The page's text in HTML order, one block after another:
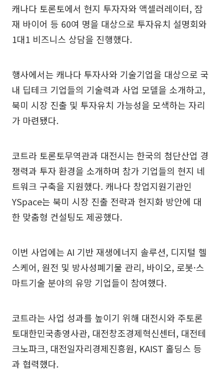
캐나다 토론토에서 현지 투자자와 액셀러레이터, 잠
재 바이어 등 60여 명을 대상으로 투자유치 설명회와
1대1 비즈니스 상담을 진행했다.
행사에서는 캐나다 투자사와 기술기업을 대상으로 국
내 딥테크 기업들의 기술력과 사업 모델을 소개하고,
북미 시장 진출 및 투자유치 가능성을 모색하는 자리
가 마련됐다.
코트라 토론토무역관과 대전시는 한국의 첨단산업 경
쟁력과 투자 환경을 소개하며 참가 기업들의 현지 네
트워크 구축을 지원했다. 캐나다 창업지원기관인
YSpace는 북미 시장 진출 전략과 현지화 방안에 대
한 맞춤형 컨설팅도 제공했다.
이번 사업에는 AI 기반 재생에너지 솔루션, 디지털 헬
스케어, 원전 및 방사성폐기물 관리, 바이오, 로봇·스
마트기술 분야의 유망 기업들이 참여했다.
코트라는 사업 성과를 높이기 위해 대전시와 주토론
토대한민국총영사관, 대전창조경제혁신센터, 대전테
크노파크, 대전일자리경제진흥원, KAIST 홀딩스 등
과 협력했다.